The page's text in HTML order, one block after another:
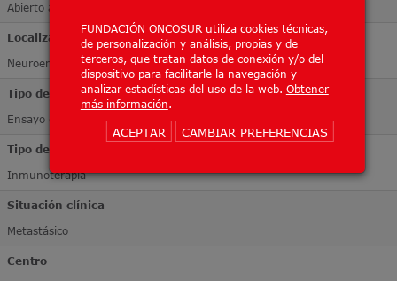
FUNDACIÓN ONCOSUR utiliza cookies técnicas,
de personalización y análisis, propias y de
terceros, que tratan datos de conexión y/o del
dispositivo para facilitarle la navegación y
analizar estadísticas del uso de la web. Obtener
más información.
ACEPTAR CAMBIAR PREFERENCIAS
Abierto a inclusión
Localización Tumoral
Neuroendocrino
Tipo de ensayo
Ensayo de Fase II
Tipo de tratamiento
Inmunoterapia
Situación clínica
Metastásico
Centro